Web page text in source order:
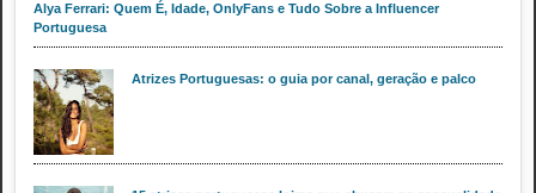
Alya Ferrari: Quem É, Idade, OnlyFans e Tudo Sobre a Influencer
Portuguesa
Atrizes Portuguesas: o guia por canal, geração e palco